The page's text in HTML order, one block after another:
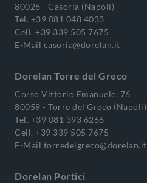
80026 - Casoria (Napoli)
Tel. +39 081 048 4033
Cell. +39 339 505 7675
E-Mail casoria@dorelan.it
Dorelan Torre del Greco
Corso Vittorio Emanuele, 76
80059 - Torre del Greco (Napoli)
Tel. +39 081 393 6266
Cell. +39 339 505 7675
E-Mail torredelgreco@dorelan.it
Dorelan Portici